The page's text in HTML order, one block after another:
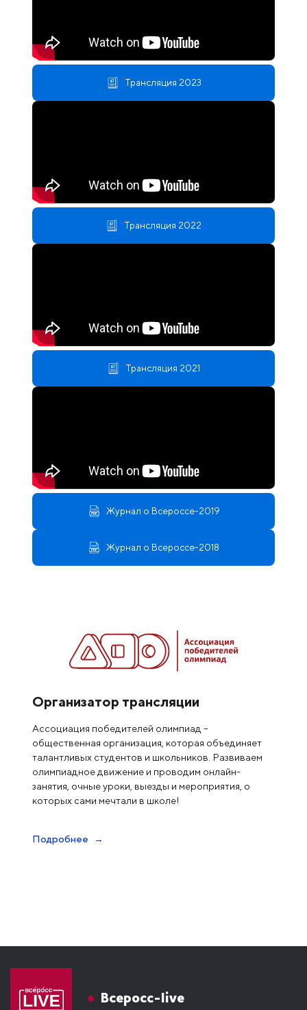
Трансляция 2023
Трансляция 2022
Трансляция 2021
Журнал о Всероссе-2019
Журнал о Всероссе-2018
Организатор трансляции
Ассоциация победителей олимпиад –
общественная организация, которая объединяет
талантливых студентов и школьников. Развиваем
олимпиадное движение и проводим онлайн-
занятия, очные уроки, выезды и мероприятия, о
которых сами мечтали в школе!
Подробнее
Всеросс-live